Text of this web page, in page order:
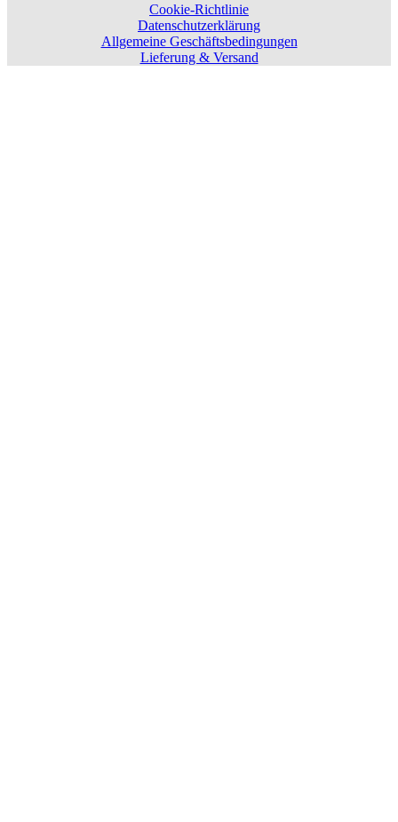
Cookie-Richtlinie
Datenschutzerklärung
Allgemeine Geschäftsbedingungen
Lieferung & Versand